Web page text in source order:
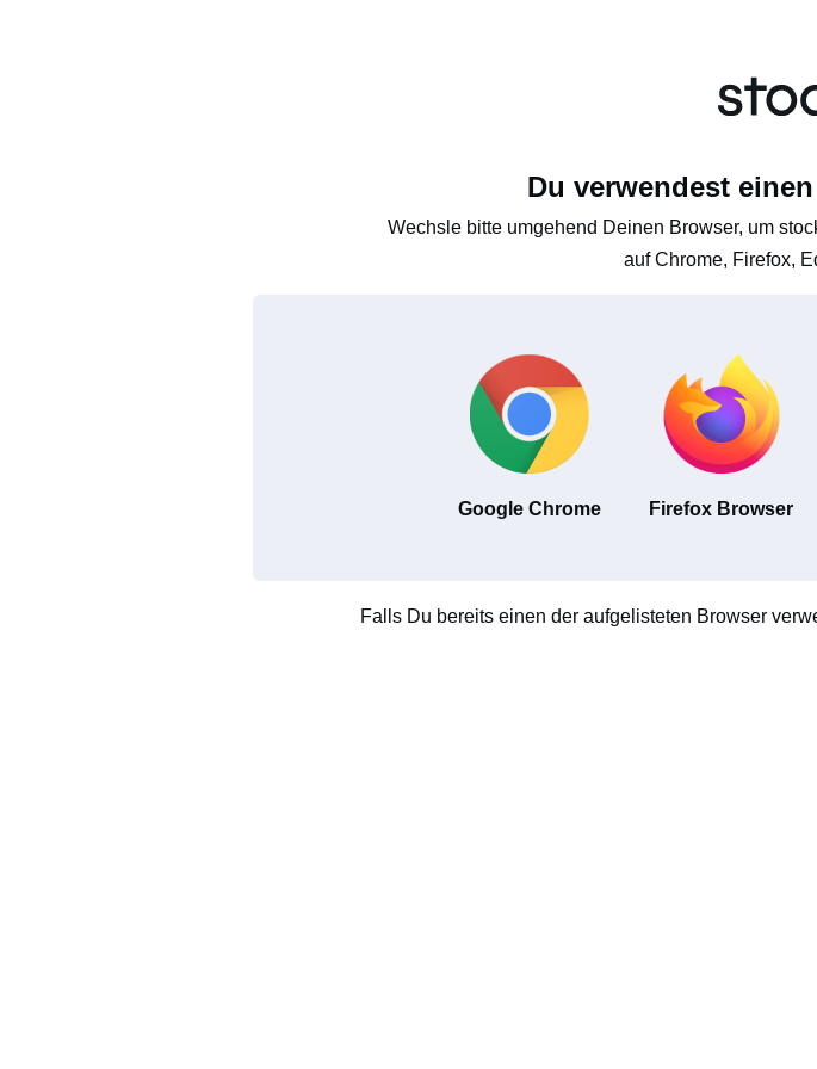
Du verwendest
Wechsle bitte umgehend Deinen Browser, um
auf Chrome, Firefox,
Google Chrome Firefox Browser
Falls Du bereits einen der aufgelisteten Browser